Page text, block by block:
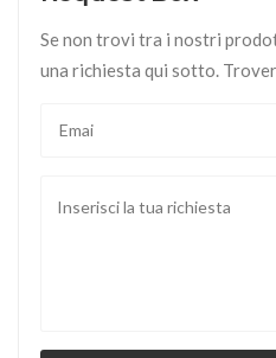
Se non trovi tra i nostri
una richiesta qui sotto.